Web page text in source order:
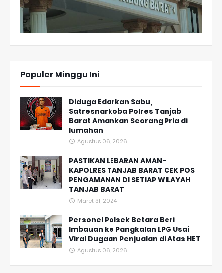
Populer Minggu Ini
Diduga Edarkan Sabu,
Satresnarkoba Polres Tanjab
Barat Amankan Seorang Pria di
lumahan
Agustus 06, 2026
PASTIKAN LEBARAN AMAN-
KAPOLRES TANJAB BARAT CEK POS
PENGAMANAN DI SETIAP WILAYAH
TANJAB BARAT
Maret 31, 2024
Personel Polsek Betara Beri
Imbauan ke Pangkalan LPG Usai
Viral Dugaan Penjualan di Atas HET
Agustus 06, 2026